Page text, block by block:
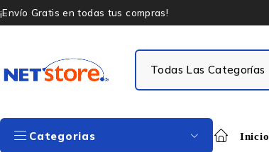
¡Envío Gratis en todas tus compras!
Categorias Inicio